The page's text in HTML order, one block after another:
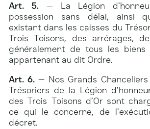
Art. 5.— La Légion
possession sans délai, ainsi
existant dans les caisses du
Trois Toisons, des arrérages,
généralement de tous les biens
appartenant au dit Ordre.
Art. 6.— Nos Grands
Trésoriers de la Légion
des Trois Toisons d’Or sont
ce qui le concerne, de
décret.